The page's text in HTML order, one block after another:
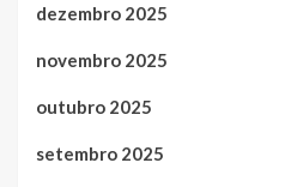
dezembro 2025
novembro 2025
outubro 2025
setembro 2025